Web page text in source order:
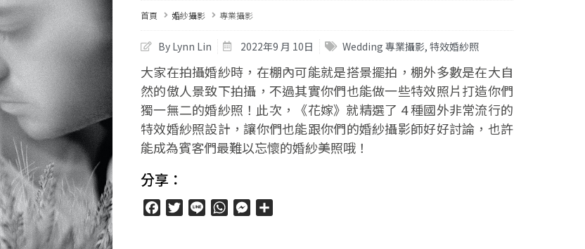
首頁 婚紗攝影 專業攝影
By Lynn Lin 2022年9 月 10日 Wedding 專業攝影, 特效婚紗照
大家在拍攝婚紗時，在棚內可能就是搭景擺拍，棚外多數是在大自
然的傲人景致下拍攝，不過其實你們也能做一些特效照片打造你們
獨一無二的婚紗照！此次，《花嫁》就精選了 4 種國外非常流行的
特效婚紗照設計，讓你們也能跟你們的婚紗攝影師好好討論，也許
能成為賓客們最難以忘懷的婚紗美照哦！
分享：
FacebookTwitter
Line WhatsAppMessenger